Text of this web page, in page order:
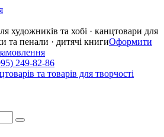
художників та хобі · канцтовари для
та пенали · дитячі книгиОформити
249-82-86